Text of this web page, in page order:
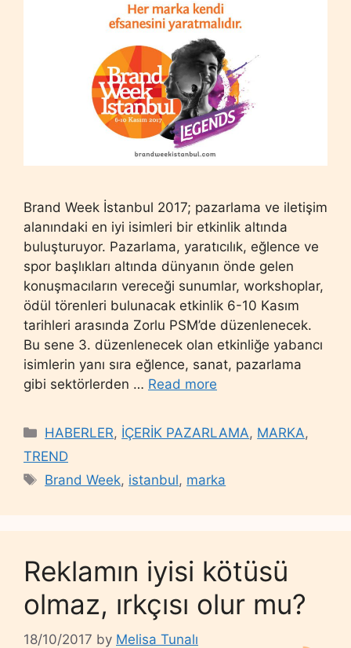
Brand Week İstanbul 2017; pazarlama ve iletişim
alanındaki en iyi isimleri bir etkinlik altında
buluşturuyor. Pazarlama, yaratıcılık, eğlence ve
spor başlıkları altında dünyanın önde gelen
konuşmacıların vereceği sunumlar, workshoplar,
ödül törenleri bulunacak etkinlik 6-10 Kasım
tarihleri arasında Zorlu PSM’de düzenlenecek.
Bu sene 3. düzenlenecek olan etkinliğe yabancı
isimlerin yanı sıra eğlence, sanat, pazarlama
gibi sektörlerden … Read more
Categories
HABERLER, İÇERİK PAZARLAMA, MARKA,
TREND
Tags
Brand Week, istanbul, marka
Reklamın iyisi kötüsü
olmaz, ırkçısı olur mu?
18/10/2017 by Melisa Tunalı